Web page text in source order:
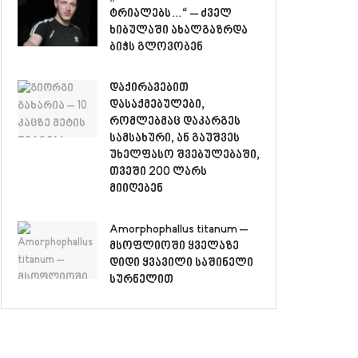
ტრიალებს…“ – ძველ
ხიბულაში ახალგაზრდა
ბიჭს გლოვობენ
დაქირავებით
დასაქმებულები,
რომლებმაც დაკარგეს
სამსახური, ან გაუშვეს
უხელფასო შვებულებაში,
თვეში 200 ლარს
მიიღებენ
Amorphophallus titanum –
მსოფლიოში ყველაზე
დიდი ყვავილი საშინელი
სურნელით